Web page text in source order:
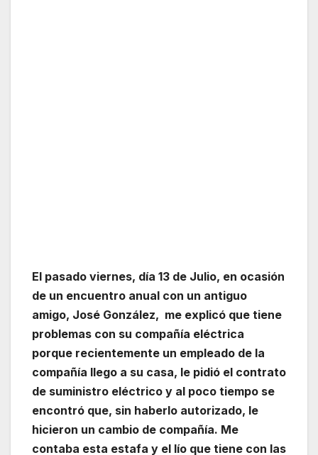
El pasado viernes, día 13 de Julio, en ocasión
de un encuentro anual con un antiguo
amigo, José González, me explicó que tiene
problemas con su compañía eléctrica
porque recientemente un empleado de la
compañía llego a su casa, le pidió el contrato
de suministro eléctrico y al poco tiempo se
encontró que, sin haberlo autorizado, le
hicieron un cambio de compañía. Me
contaba esta estafa y el lío que tiene con las